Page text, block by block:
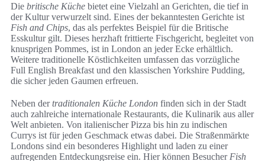
Die britische Küche bietet eine Vielzahl an Gerichten, die tief in
der Kultur verwurzelt sind. Eines der bekanntesten Gerichte ist
Fish and Chips, das als perfektes Beispiel für die Britische
Esskultur gilt. Dieses herzhaft frittierte Fischgericht, begleitet von
knusprigen Pommes, ist in London an jeder Ecke erhältlich.
Weitere traditionelle Köstlichkeiten umfassen das vorzügliche
Full English Breakfast und den klassischen Yorkshire Pudding,
die sicher jeden Gaumen erfreuen.
Neben dertraditionalen Küche London finden sich in der Stadt
auch zahlreiche internationale Restaurants, die Kulinarik aus aller
Welt anbieten. Von italienischer Pizza bis hin zu indischen
Currys ist für jeden Geschmack etwas dabei. Die Straßenmärkte
Londons sind ein besonderes Highlight und laden zu einer
aufregenden Entdeckungsreise ein. Hier können Besucher Fish